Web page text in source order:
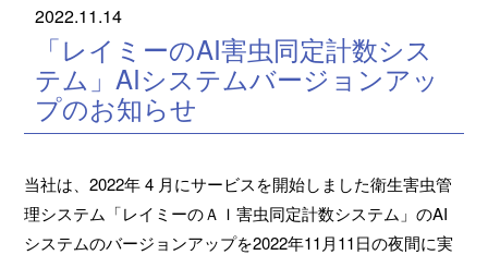
2022.11.14
「レイミーのAI害虫同定計数シス
テム」AIシステムバージョンアッ
プのお知らせ
当社は、2022年 4 月にサービスを開始しました衛生害虫管
理システム「レイミーのＡＩ害虫同定計数システム」のAI
システムのバージョンアップを2022年11月11日の夜間に実